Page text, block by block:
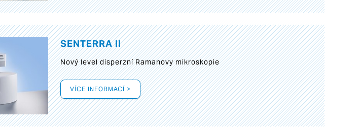
SENTERRA II
Nový level disperzní Ramanovy mikroskopie
VÍCE INFORMACÍ >